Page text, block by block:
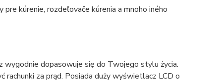
kúrenie, rozdeľovače kúrenia a mnoho iného
dopasowuje się do Twojego stylu życia.
za prąd. Posiada duży wyświetlacz LCD o